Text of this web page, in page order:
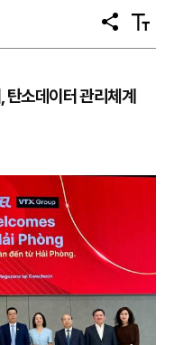
공
유
텍
스
탄소데이터 관리체계